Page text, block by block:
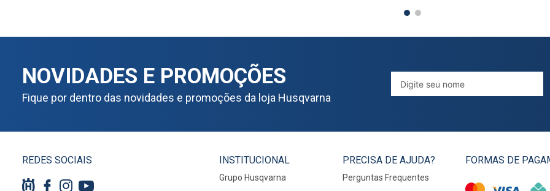
NOVIDADES E PROMOÇÕES
Fique por dentro das novidades e promoções da loja Husqvarna
REDES SOCIAIS INSTITUCIONAL
Grupo Husqvarna
PRECISA DE AJUDA?
Perguntas Frequentes
FORMAS DE